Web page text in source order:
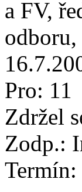
a FV,
Pro: 11
Zdržel
Zodp.: